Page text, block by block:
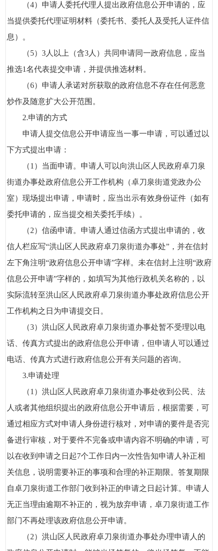
（4）申请人委托代理人提出政府信息公开申请的，应
当提供委托代理证明材料（委托书、委托人及受托人证件信
息）。
（5）3人以上（含3人）共同申请同一政府信息，应当
推选1名代表提交申请，并提供推选材料。
（6）申请人承诺对所获取的政府信息不存在任何恶意
炒作及随意扩大公开范围。
2.申请的方式
申请人提交信息公开申请应当一事一申请，可以通过以
下方式提出申请：
（1）当面申请。申请人可以向洪山区人民政府卓刀泉
街道办事处政府信息公开工作机构（卓刀泉街道党政办公
室）现场提出申请，申请时，应当出示有效身份证件（如有
委托申请的，应当提交相关委托手续）。
（2）信函申请。申请人通过信函方式提出申请的，收
信人栏应写“洪山区人民政府卓刀泉街道办事处”，并在信封
左下角注明“政府信息公开申请”字样。未在信封上注明“政府
信息公开申请”字样的，如填写为其他行政机关名称的，以
实际流转至洪山区人民政府卓刀泉街道办事处政府信息公开
工作机构之日为申请提交日。
（3）洪山区人民政府卓刀泉街道办事处暂不受理以电
话、传真方式提出的政府信息公开申请，但申请人可以通过
电话、传真方式进行政府信息公开有关问题的咨询。
3.申请处理
（1）洪山区人民政府卓刀泉街道办事处收到公民、法
人或者其他组织提出的政府信息公开申请后，根据需要，可
通过相应方式对申请人身份进行核对，对申请的要件是否完
备进行审核，对于要件不完备或申请内容不明确的申请，可
以在收到申请之日起7个工作日内一次性告知申请人补正相
关信息，说明需要补正的事项和合理的补正期限。答复期限
自卓刀泉街道工作部门收到补正的申请之日起计算。申请人
无正当理由逾期不补正的，视为放弃申请，卓刀泉街道工作
部门不再处理该政府信息公开申请。
（2）洪山区人民政府卓刀泉街道办事处办理申请人的